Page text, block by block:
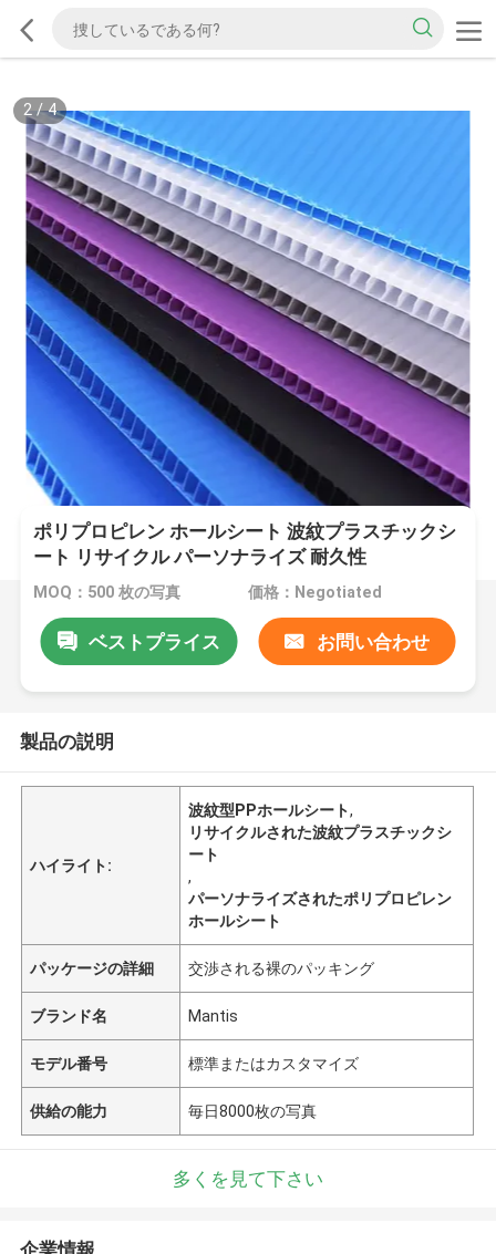
2/4
ポリプロピレン ホールシート 波紋プラスチックシ
ート リサイクル パーソナライズ 耐久性
MOQ：500 枚の写真 価格：Negotiated
ベストプライス お問い合わせ
製品の説明
ハイライト:
波紋型PPホールシート,
リサイクルされた波紋プラスチックシ
ート
,
パーソナライズされたポリプロピレン
ホールシート
パッケージの詳細 交渉される裸のパッキング
ブランド名 Mantis
モデル番号 標準またはカスタマイズ
供給の能力 毎日8000枚の写真
多くを見て下さい